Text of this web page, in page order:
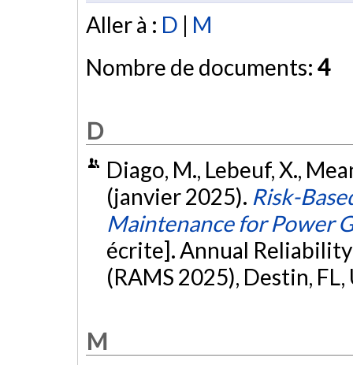
Aller à : D | M
Nombre de documents: 4
D
Diago, M., Lebeuf, X.,
(janvier 2025). Risk-
Maintenance for Power
écrite]. Annual
(RAMS 2025), Destin, FL,
M